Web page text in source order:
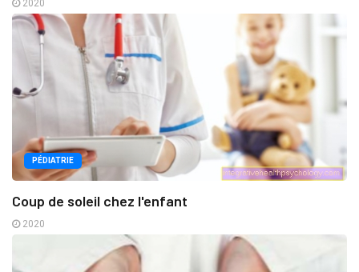
2020
PÉDIATRIE
Coup de soleil chez l'enfant
2020